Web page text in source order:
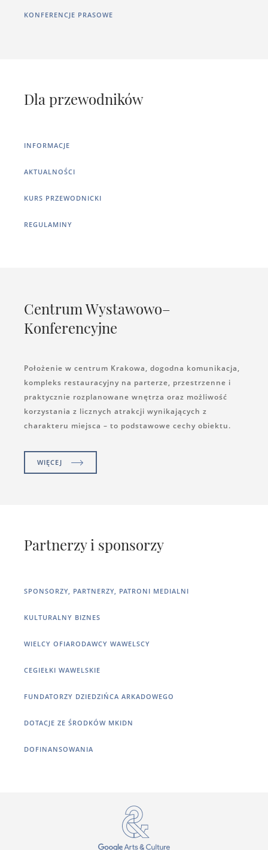
KONFERENCJE PRASOWE
Dla przewodników
INFORMACJE
AKTUALNOŚCI
KURS PRZEWODNICKI
REGULAMINY
Centrum Wystawowo–
Konferencyjne
Położenie w centrum Krakowa, dogodna komunikacja,
kompleks restauracyjny na parterze, przestrzenne i
praktycznie rozplanowane wnętrza oraz możliwość
korzystania z licznych atrakcji wynikających z
charakteru miejsca – to podstawowe cechy obiektu.
WIĘCEJ
Partnerzy i sponsorzy
SPONSORZY, PARTNERZY, PATRONI MEDIALNI
KULTURALNY BIZNES
WIELCY OFIARODAWCY WAWELSCY
CEGIEŁKI WAWELSKIE
FUNDATORZY DZIEDZIŃCA ARKADOWEGO
DOTACJE ZE ŚRODKÓW MKIDN
DOFINANSOWANIA